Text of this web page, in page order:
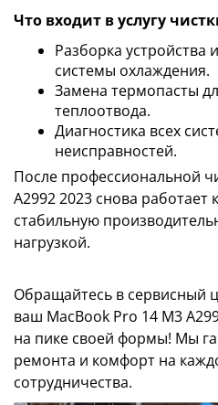
Что входит в услугу
Разборка устройства
системы охлаждения.
Замена термопасты
теплоотвода.
Диагностика всех
неисправностей.
После профессиональной
A2992 2023 снова работает
стабильную
нагрузкой.
Обращайтесь в сервисный
ваш MacBook Pro 14 M3
на пике своей формы! Мы
ремонта и комфорт на
сотрудничества.